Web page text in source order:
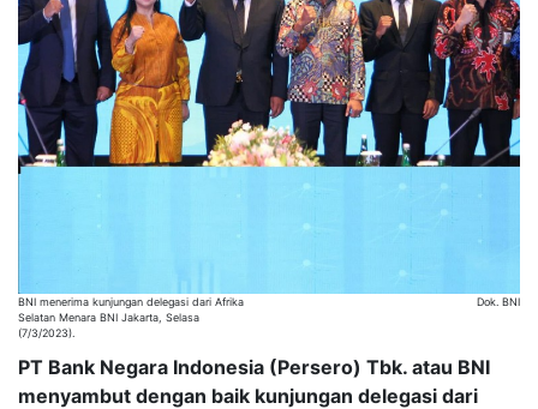
BNI menerima kunjungan delegasi dari Afrika
Selatan Menara BNI Jakarta, Selasa
(7/3/2023).
Dok. BNI
PT Bank Negara Indonesia (Persero) Tbk. atau BNI
menyambut dengan baik kunjungan delegasi dari